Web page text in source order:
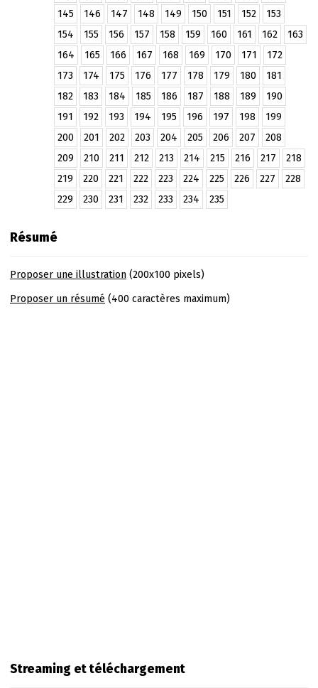
145
146 147 148 149 150 151 152
153
154
155 156 157 158 159 160 161 162
163
164
165 166 167 168 169 170 171
172
173
174 175 176 177 178 179 180
181
182
183 184 185 186 187 188 189
190
191
192 193 194 195 196 197 198
199
200
201 202 203 204 205 206 207
208
209
210 211 212 213 214 215 216 217
218
219
220 221 222 223 224 225 226 227
228
229
230 231 232 233 234 235
Résumé
Proposer une illustration(200x100 pixels)
Proposer un résumé (400 caractères maximum)
Streaming et téléchargement